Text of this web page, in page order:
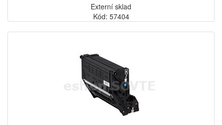
Externí sklad
Kód: 57404